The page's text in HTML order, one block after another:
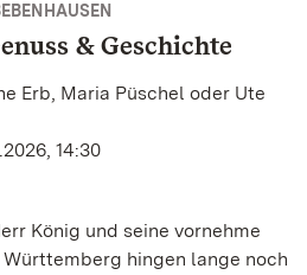
& Geschichte
Erb, Maria Püschel oder Ute
14:30
König und seine vornehme
hingen lange noch